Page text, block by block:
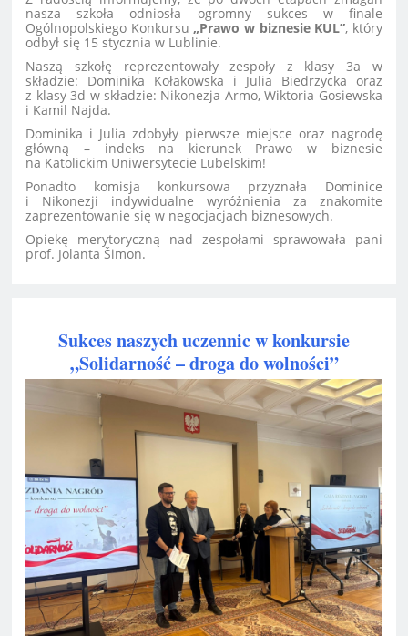
nasza szkoła odniosła ogromny sukces w finale
Ogólnopolskiego Konkursu„Prawo w biznesie KUL”, który
odbył się 15 stycznia w Lublinie.
Naszą szkołę reprezentowały zespoły z klasy 3a w
składzie: Dominika Kołakowska i Julia Biedrzycka oraz
z klasy 3d w składzie: Nikonezja Armo, Wiktoria Gosiewska
i Kamil Najda.
Dominika i Julia zdobyły pierwsze miejsce oraz nagrodę
główną – indeks na kierunek Prawo w biznesie
na Katolickim Uniwersytecie Lubelskim!
Ponadto komisja konkursowa przyznała Dominice
i Nikonezji indywidualne wyróżnienia za znakomite
zaprezentowanie się w negocjacjach biznesowych.
Opiekę merytoryczną nad zespołami sprawowała pani
prof. Jolanta Šimon.
Sukces naszych uczennic w konkursie
„Solidarność – droga do wolności”